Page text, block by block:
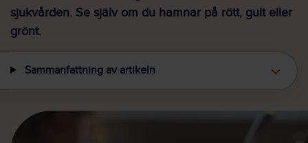
sjukvården. Se själv om du hamnar på rött, gult eller
grönt.
Sammanfattning av artikeln